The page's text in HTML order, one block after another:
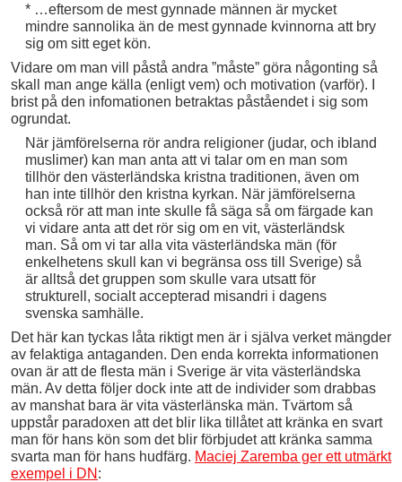
* …eftersom de mest gynnade männen är mycket
mindre sannolika än de mest gynnade kvinnorna att bry
sig om sitt eget kön.
Vidare om man vill påstå andra ”måste” göra någonting så
skall man ange källa (enligt vem) och motivation (varför). I
brist på den infomationen betraktas påståendet i sig som
ogrundat.
När jämförelserna rör andra religioner (judar, och ibland
muslimer) kan man anta att vi talar om en man som
tillhör den västerländska kristna traditionen, även om
han inte tillhör den kristna kyrkan. När jämförelserna
också rör att man inte skulle få säga så om färgade kan
vi vidare anta att det rör sig om en vit, västerländsk
man. Så om vi tar alla vita västerländska män (för
enkelhetens skull kan vi begränsa oss till Sverige) så
är alltså det gruppen som skulle vara utsatt för
strukturell, socialt accepterad misandri i dagens
svenska samhälle.
Det här kan tyckas låta riktigt men är i själva verket mängder
av felaktiga antaganden. Den enda korrekta informationen
ovan är att de flesta män i Sverige är vita västerländska
män. Av detta följer dock inte att de individer som drabbas
av manshat bara är vita västerlänska män. Tvärtom så
uppstår paradoxen att det blir lika tillåtet att kränka en svart
man för hans kön som det blir förbjudet att kränka samma
svarta man för hans hudfärg. Maciej Zaremba ger ett utmärkt
exempel i DN :